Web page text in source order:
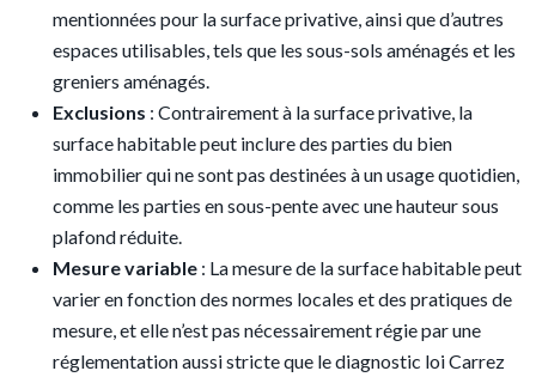
mentionnées pour la surface privative, ainsi que d’autres
espaces utilisables, tels que les sous-sols aménagés et les
greniers aménagés.
Exclusions : Contrairement à la surface privative, la
surface habitable peut inclure des parties du bien
immobilier qui ne sont pas destinées à un usage quotidien,
comme les parties en sous-pente avec une hauteur sous
plafond réduite.
Mesure variable : La mesure de la surface habitable peut
varier en fonction des normes locales et des pratiques de
mesure, et elle n’est pas nécessairement régie par une
réglementation aussi stricte que le diagnostic loi Carrez